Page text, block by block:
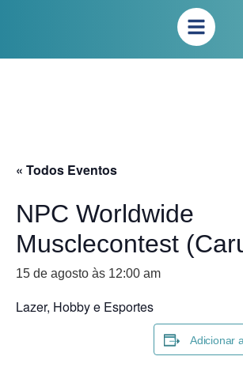
« Todos Eventos
NPC Worldwide
Musclecontest
15 de agosto às 12:00 am
Lazer, Hobby e Esportes
Adicionar